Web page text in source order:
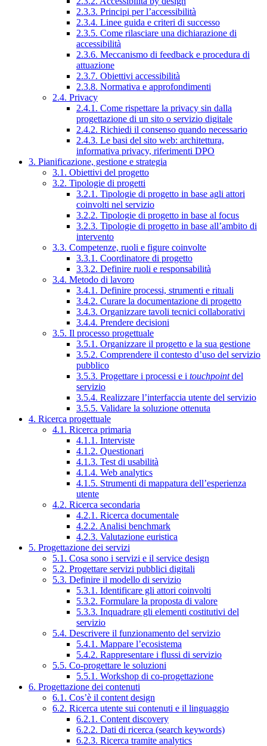
2.3.3. Principi per l’accessibilità
2.3.4. Linee guida e criteri di successo
2.3.5. Come rilasciare una dichiarazione di
accessibilità
2.3.6. Meccanismo di feedback e procedura di
attuazione
2.3.7. Obiettivi accessibilità
2.3.8. Normativa e approfondimenti
2.4. Privacy
2.4.1. Come rispettare la privacy sin dalla
progettazione di un sito o servizio digitale
2.4.2. Richiedi il consenso quando necessario
2.4.3. Le basi del sito web: architettura,
informativa privacy, riferimenti DPO
3. Pianificazione, gestione e strategia
3.1. Obiettivi del progetto
3.2. Tipologie di progetti
3.2.1. Tipologie di progetto in base agli attori
coinvolti nel servizio
3.2.2. Tipologie di progetto in base al focus
3.2.3. Tipologie di progetto in base all’ambito di
intervento
3.3. Competenze, ruoli e figure coinvolte
3.3.1. Coordinatore di progetto
3.3.2. Definire ruoli e responsabilità
3.4. Metodo di lavoro
3.4.1. Definire processi, strumenti e rituali
3.4.2. Curare la documentazione di progetto
3.4.3. Organizzare tavoli tecnici collaborativi
3.4.4. Prendere decisioni
3.5. Il processo progettuale
3.5.1. Organizzare il progetto e la sua gestione
3.5.2. Comprendere il contesto d’uso del servizio
pubblico
3.5.3. Progettare i processi e i touchpointdel
servizio
3.5.4. Realizzare l’interfaccia utente del servizio
3.5.5. Validare la soluzione ottenuta
4. Ricerca progettuale
4.1. Ricerca primaria
4.1.1. Interviste
4.1.2. Questionari
4.1.3. Test di usabilità
4.1.4. Web analytics
4.1.5. Strumenti di mappatura dell’esperienza
utente
4.2. Ricerca secondaria
4.2.1. Ricerca documentale
4.2.2. Analisi benchmark
4.2.3. Valutazione euristica
5. Progettazione dei servizi
5.1. Cosa sono i servizi e il service design
5.2. Progettare servizi pubblici digitali
5.3. Definire il modello di servizio
5.3.1. Identificare gli attori coinvolti
5.3.2. Formulare la proposta di valore
5.3.3. Inquadrare gli elementi costitutivi del
servizio
5.4. Descrivere il funzionamento del servizio
5.4.1. Mappare l’ecosistema
5.4.2. Rappresentare i flussi di servizio
5.5. Co-progettare le soluzioni
5.5.1. Workshop di co-progettazione
6. Progettazione dei contenuti
6.1. Cos’è il content design
6.2. Ricerca utente sui contenuti e il linguaggio
6.2.1. Content discovery
6.2.2. Dati di ricerca (search keywords)
6.2.3. Ricerca tramite analytics